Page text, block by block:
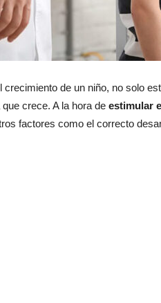
crecimiento de un niño, no solo
crece. A la hora de estimular
factores como el correcto